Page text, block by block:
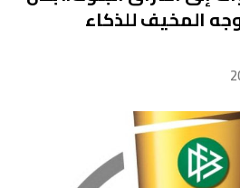
المخيف للذكاء